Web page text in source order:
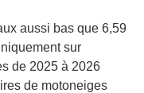
aussi bas que 6,59
sur
de 2025 à 2026
de motoneiges